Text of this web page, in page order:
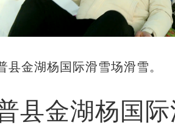
县金湖杨国际滑雪场滑雪。
金湖杨国际